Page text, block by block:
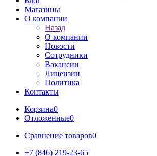
Магазины
О компании
Назад
О компании
Новости
Сотрудники
Вакансии
Лицензии
Политика
Контакты
Корзина0
Отложенные0
Сравнение товаров0
+7 (846) 219-23-65